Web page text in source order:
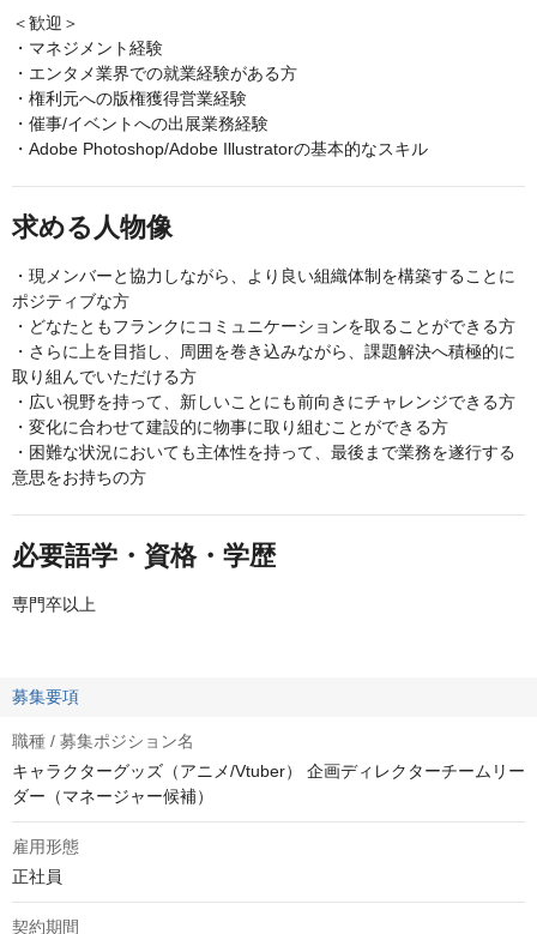
＜歓迎＞
・マネジメント経験
・エンタメ業界での就業経験がある方
・権利元への版権獲得営業経験
・催事/イベントへの出展業務経験
・Adobe Photoshop/Adobe Illustratorの基本的なスキル
求める人物像
・現メンバーと協力しながら、より良い組織体制を構築することに
ポジティブな方
・どなたともフランクにコミュニケーションを取ることができる方
・さらに上を目指し、周囲を巻き込みながら、課題解決へ積極的に
取り組んでいただける方
・広い視野を持って、新しいことにも前向きにチャレンジできる方
・変化に合わせて建設的に物事に取り組むことができる方
・困難な状況においても主体性を持って、最後まで業務を遂行する
意思をお持ちの方
必要語学・資格・学歴
専門卒以上
募集要項
職種 / 募集ポジション名
キャラクターグッズ（アニメ/Vtuber） 企画ディレクターチームリー
ダー（マネージャー候補）
雇用形態
正社員
契約期間